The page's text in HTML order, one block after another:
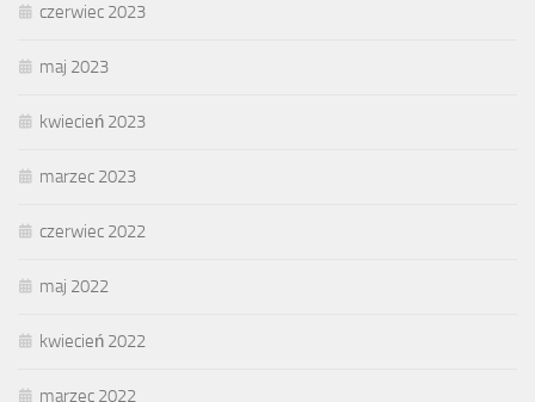
czerwiec 2023
maj 2023
kwiecień 2023
marzec 2023
czerwiec 2022
maj 2022
kwiecień 2022
marzec 2022